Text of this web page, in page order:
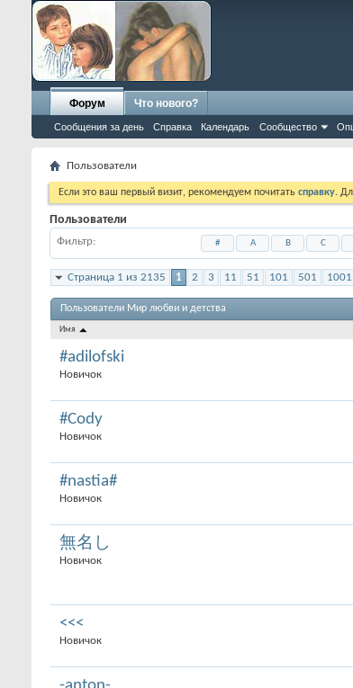
Форум
Сообщения за день Справка Календарь Сообщество
Что нового?
Пользователи
Если это ваш первый визит, рекомендуем почитать справку.
Пользователи
Фильтр # A B C
Страница 1 из 2135 1 2 3 11 51 101 501 1001
Пользователи Мир любви и детства
Имя
#adilofski
Новичок
#Cody
Новичок
#nastia#
Новичок
無名し
Новичок
<<<
Новичок